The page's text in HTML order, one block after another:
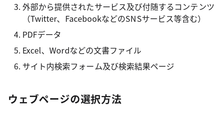
外部から提供されたサービス及び付随するコンテンツ
（Twitter、FacebookなどのSNSサービス等含む）
PDFデータ
Excel、Wordなどの文書ファイル
サイト内検索フォーム及び検索結果ページ
ウェブページの選択方法